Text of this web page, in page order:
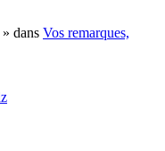
» dans Vos remarques,